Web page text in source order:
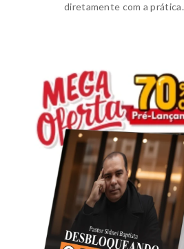
diretamente com a prática.